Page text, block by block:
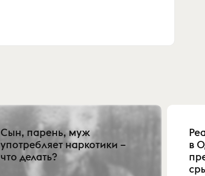
Сын, парень, муж
употребляет наркотики –
что делать?
в